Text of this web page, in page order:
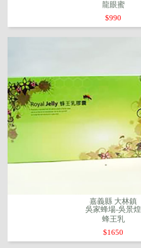
龍眼蜜
$990
嘉義縣 大林鎮
吳家蜂場-吳景煌
蜂王乳
$1650